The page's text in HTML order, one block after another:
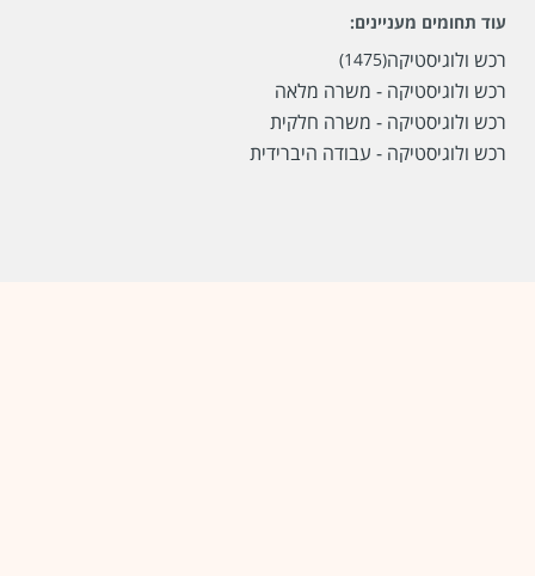
עוד תחומים מעניינים:
רכש ולוגיסטיקה(1475)
רכש ולוגיסטיקה - משרה מלאה
רכש ולוגיסטיקה - משרה חלקית
רכש ולוגיסטיקה - עבודה היברידית